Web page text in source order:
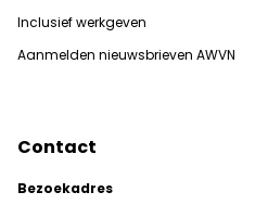
Inclusief werkgeven
Aanmelden nieuwsbrieven AWVN
Contact
Bezoekadres